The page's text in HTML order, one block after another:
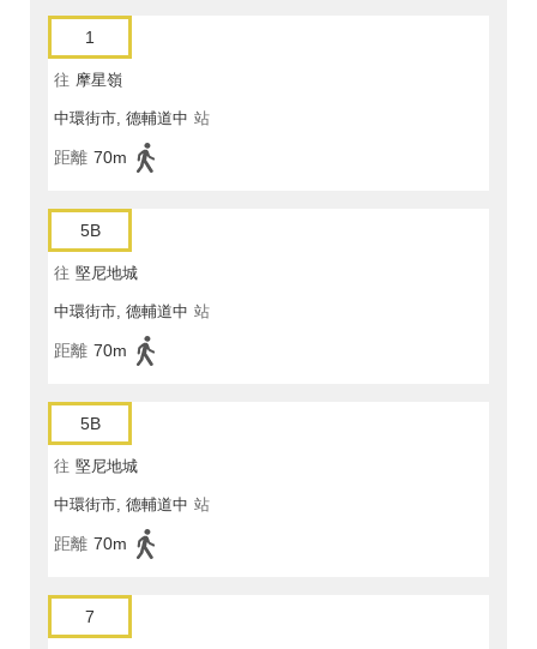
1
往 摩星嶺
中環街市, 德輔道中 站
距離 70m
5B
往 堅尼地城
中環街市, 德輔道中 站
距離 70m
5B
往 堅尼地城
中環街市, 德輔道中 站
距離 70m
7